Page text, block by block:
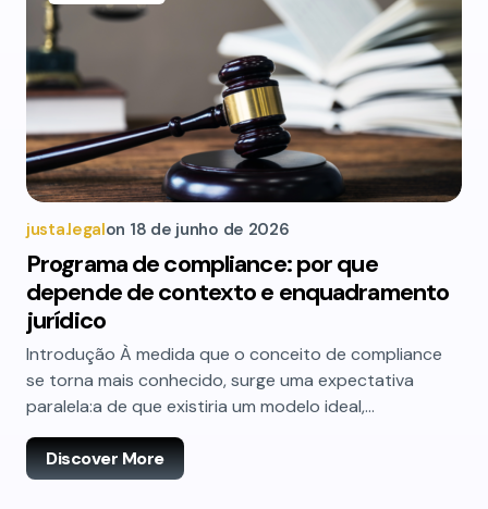
justa.legalon 18 de junho de 2026
Programa de compliance: por que
depende de contexto e enquadramento
jurídico
Introdução À medida que o conceito de compliance
se torna mais conhecido, surge uma expectativa
paralela:a de que existiria um modelo ideal,…
Discover More